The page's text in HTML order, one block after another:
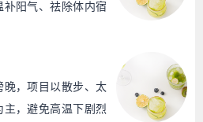
补阳气、祛除体内宿
晚，项目以散步、太
，避免高温下剧烈